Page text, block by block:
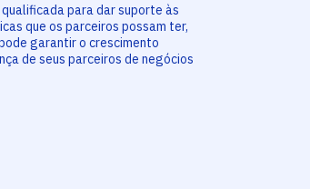
qualificada para dar suporte às
que os parceiros possam ter,
garantir o crescimento
de seus parceiros de negócios